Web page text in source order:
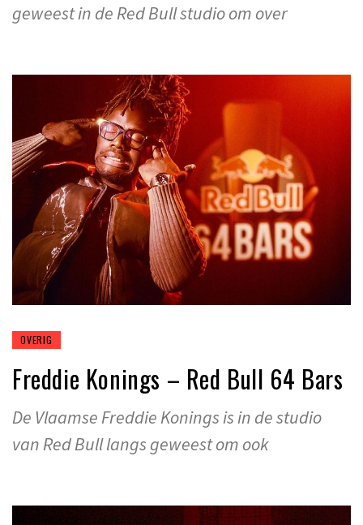
geweest in de Red Bull studio om over
OVERIG
Freddie Konings – Red Bull 64 Bars
De Vlaamse Freddie Konings is in de studio
van Red Bull langs geweest om ook